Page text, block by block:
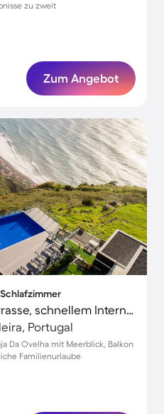
zu zweit
Zum Angebot
Schlafzimmer
Ferienwohnung mit Terrasse, schnellem Internet und Pool | Meerblick
Portugal
Da Ovelha mit Meerblick, Balkon
Familienurlaube